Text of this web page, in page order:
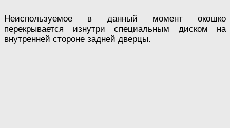
Неиспользуемое в данный момент окошко
перекрывается изнутри специальным диском на
внутренней стороне задней дверцы.